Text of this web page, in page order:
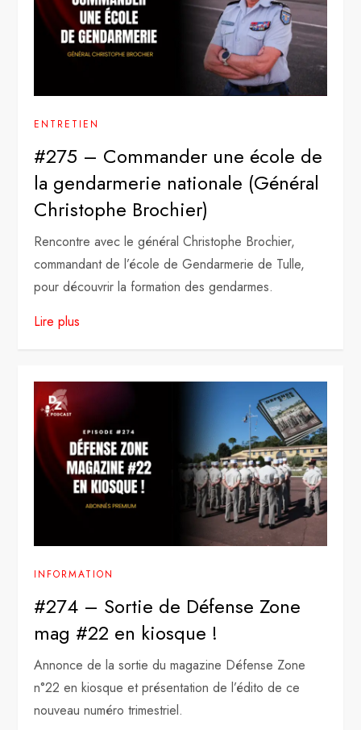
ENTRETIEN
#275 – Commander une école de
la gendarmerie nationale (Général
Christophe Brochier)
Rencontre avec le général Christophe Brochier,
commandant de l’école de Gendarmerie de Tulle,
pour découvrir la formation des gendarmes.
Lire plus
INFORMATION
#274 – Sortie de Défense Zone
mag #22 en kiosque !
Annonce de la sortie du magazine Défense Zone
n°22 en kiosque et présentation de l’édito de ce
nouveau numéro trimestriel.